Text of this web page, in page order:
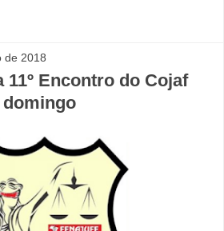
de 2018
11º Encontro do Cojaf
domingo